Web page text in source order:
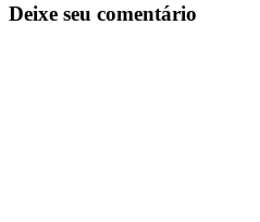
Deixe seu comentário